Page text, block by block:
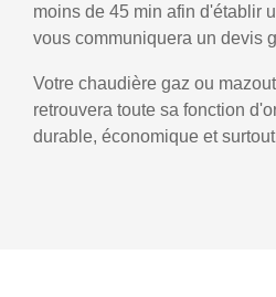
moins de 45 min afin d'établir
vous communiquera un devis
Votre chaudière gaz ou
retrouvera toute sa fonction
durable, économique et